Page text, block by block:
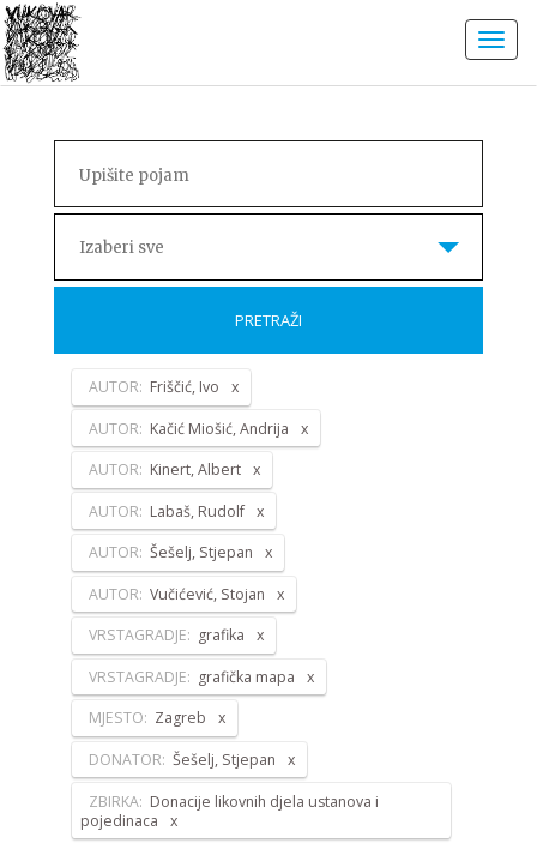
Izaberi sve
PRETRAŽI
AUTOR: Friščić, Ivo
AUTOR: Kačić Miošić, Andrija
AUTOR: Kinert, Albert
AUTOR: Labaš, Rudolf
AUTOR: Šešelj, Stjepan
AUTOR: Vučićević, Stojan
VRSTAGRADJE: grafika
VRSTAGRADJE: grafička mapa
MJESTO: Zagreb
DONATOR: Šešelj, Stjepan
ZBIRKA: Donacije likovnih djela ustanova i
pojedinaca